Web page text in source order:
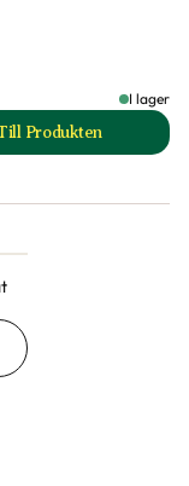
I lager
Produkten
till